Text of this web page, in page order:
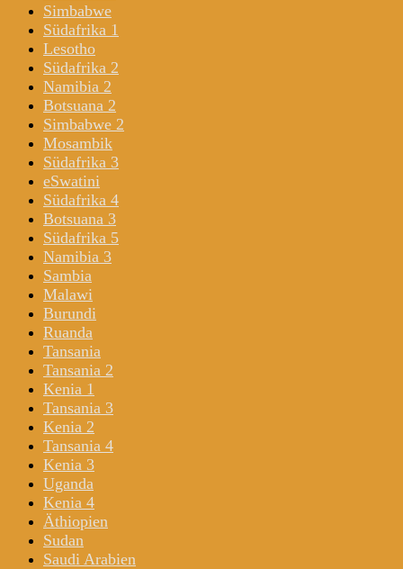
Simbabwe
Südafrika 1
Lesotho
Südafrika 2
Namibia 2
Botsuana 2
Simbabwe 2
Mosambik
Südafrika 3
eSwatini
Südafrika 4
Botsuana 3
Südafrika 5
Namibia 3
Sambia
Malawi
Burundi
Ruanda
Tansania
Tansania 2
Kenia 1
Tansania 3
Kenia 2
Tansania 4
Kenia 3
Uganda
Kenia 4
Äthiopien
Sudan
Saudi Arabien